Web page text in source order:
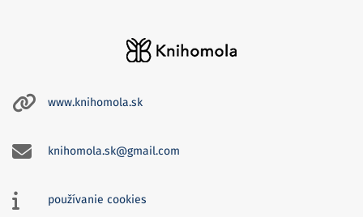
www.knihomola.sk
knihomola.sk@gmail.com
používanie cookies